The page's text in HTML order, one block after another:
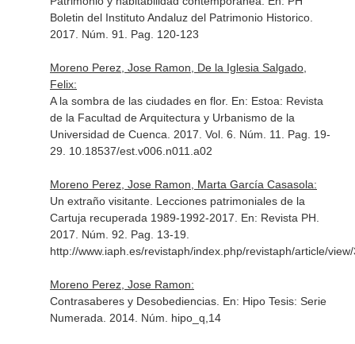
Boletin del Instituto Andaluz del Patrimonio Historico.
2017. Núm. 91. Pag. 120-123
Moreno Perez, Jose Ramon, De la Iglesia Salgado,
Felix:
A la sombra de las ciudades en flor. En: Estoa: Revista
de la Facultad de Arquitectura y Urbanismo de la
Universidad de Cuenca . 2017. Vol. 6. Núm. 11. Pag. 19-
29. 10.18537/est.v006.n011.a02
Moreno Perez, Jose Ramon, Marta García Casasola:
Un extraño visitante. Lecciones patrimoniales de la
Cartuja recuperada 1989-1992-2017. En: Revista PH
2017. Núm. 92. Pag. 13-19.
http://www.iaph.es/revistaph/index.php/revistaph/article/
Moreno Perez, Jose Ramon:
Contrasaberes y Desobediencias. En: Hipo Tesis: Serie
Numerada . 2014. Núm. hipo_q,14